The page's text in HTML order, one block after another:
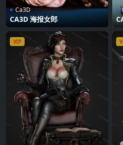
Ca3D
CA3D 海报女郎
VIP